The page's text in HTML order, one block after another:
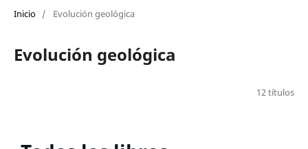
Inicio / Evolución geológica
Evolución geológica
12 títulos